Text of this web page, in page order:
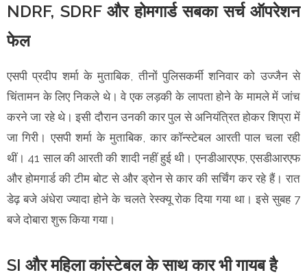
NDRF, SDRF और होमगार्ड सबका सर्च ऑपरेशन
फेल
एसपी प्रदीप शर्मा के मुताबिक, तीनों पुलिसकर्मी शनिवार को उज्जैन से
चिंतामन के लिए निकले थे। वे एक लड़की के लापता होने के मामले में जांच
करने जा रहे थे। इसी दौरान उनकी कार पुल से अनियंत्रित होकर शिप्रा में
जा गिरी। एसपी शर्मा के मुताबिक, कार कॉन्स्टेबल आरती पाल चला रही
थीं। 41 साल की आरती की शादी नहीं हुई थी। एनडीआरएफ, एसडीआरएफ
और होमगार्ड की टीम बोट से और ड्रोन से कार की सर्चिंग कर रहे हैं। रात
डेढ़ बजे अंधेरा ज्यादा होने के चलते रेस्क्यू रोक दिया गया था। इसे सुबह 7
बजे दोबारा शुरू किया गया।
SI और महिला कांस्टेबल के साथ कार भी गायब है